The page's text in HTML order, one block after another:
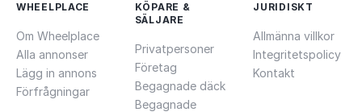
WHEELPLACE
Om Wheelplace
Alla annonser
Lägg in annons
Förfrågningar
KÖPARE &
SÄLJARE
Privatpersoner
Företag
Begagnade däck
Begagnade
JURIDISKT
Allmänna villkor
Integritetspolicy
Kontakt